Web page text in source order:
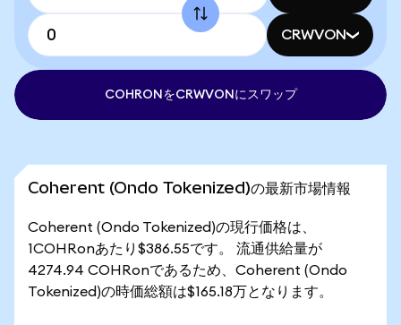
CRWVON
COHRONをCRWVONにスワップ
Coherent (Ondo Tokenized)の最新市場情報
Coherent (Ondo Tokenized)の現行価格は、
1COHRonあたり$386.55です。 流通供給量が
4274.94 COHRonであるため、Coherent (Ondo
Tokenized)の時価総額は$165.18万となります。